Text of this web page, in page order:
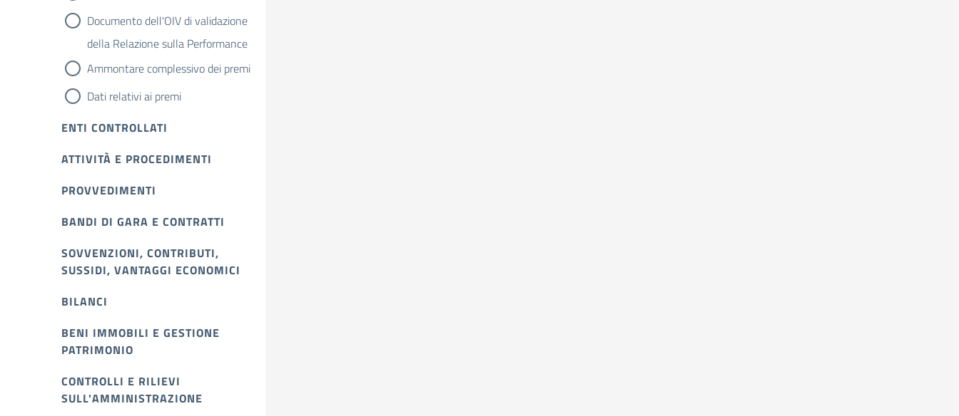
Documento dell'OIV di validazione
della Relazione sulla Performance
Ammontare complessivo dei premi
Dati relativi ai premi
ENTI CONTROLLATI
ATTIVITÀ E PROCEDIMENTI
PROVVEDIMENTI
BANDI DI GARA E CONTRATTI
SOVVENZIONI, CONTRIBUTI,
SUSSIDI, VANTAGGI ECONOMICI
BILANCI
BENI IMMOBILI E GESTIONE
PATRIMONIO
CONTROLLI E RILIEVI
SULL'AMMINISTRAZIONE